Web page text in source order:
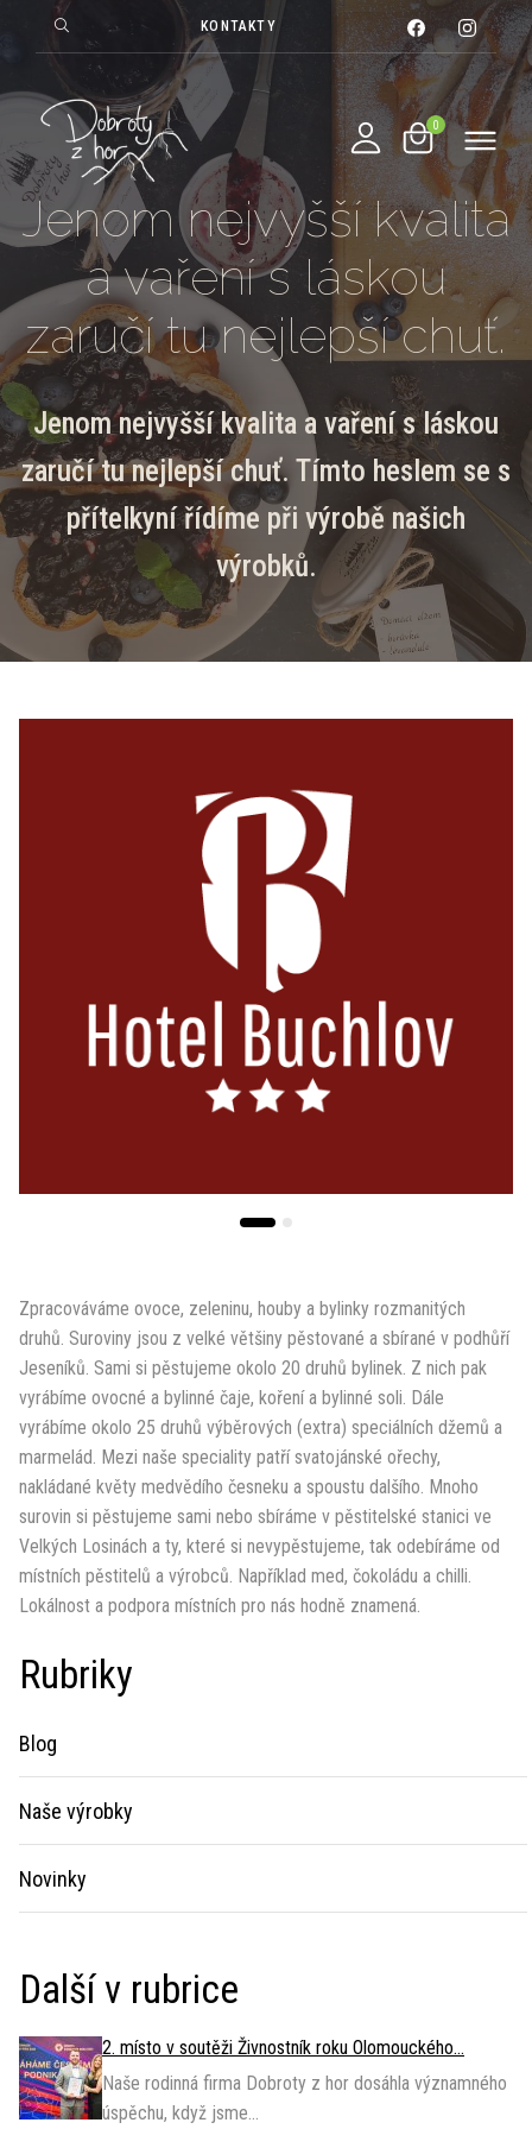
KONTAKTY
Jenom nejvyšší kvalita
a vaření s láskou
zaručí tu nejlepší chuť.
Jenom nejvyšší kvalita a vaření s láskou
zaručí tu nejlepší chuť. Tímto heslem se s
přítelkyní řídíme při výrobě našich
výrobků.
Zpracováváme ovoce, zeleninu, houby a bylinky rozmanitých
druhů. Suroviny jsou z velké většiny pěstované a sbírané v podhůří
Jeseníků. Sami si pěstujeme okolo 20 druhů bylinek. Z nich pak
vyrábíme ovocné a bylinné čaje, koření a bylinné soli. Dále
vyrábíme okolo 25 druhů výběrových (extra) speciálních džemů a
marmelád. Mezi naše speciality patří svatojánské ořechy,
nakládané květy medvědího česneku a spoustu dalšího. Mnoho
surovin si pěstujeme sami nebo sbíráme v pěstitelské stanici ve
Velkých Losinách a ty, které si nevypěstujeme, tak odebíráme od
místních pěstitelů a výrobců. Například med, čokoládu a chilli.
Lokálnost a podpora místních pro nás hodně znamená.
Rubriky
Blog
Naše výrobky
Novinky
Další v rubrice
2. místo v soutěži Živnostník roku Olomouckého...
Naše rodinná firma Dobroty z hor dosáhla významného
úspěchu, když jsme...